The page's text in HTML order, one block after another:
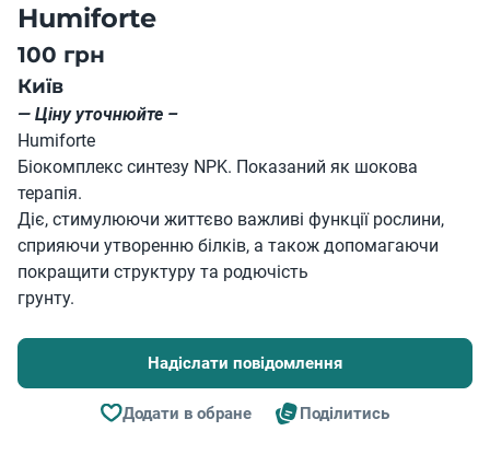
Humiforte
100 грн
Київ
— Ціну уточнюйте –
Humiforte
Біокомплекс синтезу NPK. Показаний як шокова
терапія.
Діє, стимулюючи життєво важливі функції рослини,
сприяючи утворенню білків, а також допомагаючи
покращити структуру та родючість
грунту.
Надіслати повідомлення
Додати в обране Поділитись